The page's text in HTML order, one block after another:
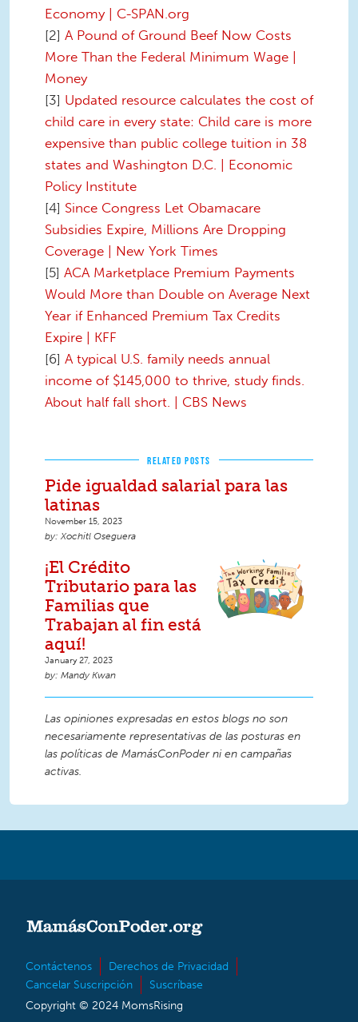
Economy | C-SPAN.org
[2] A Pound of Ground Beef Now Costs
More Than the Federal Minimum Wage |
Money
[3] Updated resource calculates the cost of
child care in every state: Child care is more
expensive than public college tuition in 38
states and Washington D.C. | Economic
Policy Institute
[4] Since Congress Let Obamacare
Subsidies Expire, Millions Are Dropping
Coverage | New York Times
[5] ACA Marketplace Premium Payments
Would More than Double on Average Next
Year if Enhanced Premium Tax Credits
Expire | KFF
[6] A typical U.S. family needs annual
income of $145,000 to thrive, study finds.
About half fall short. | CBS News
RELATED POSTS
Pide igualdad salarial para las
latinas
November 15, 2023
Xochitl Oseguera
¡El Crédito
Tributario para las
Familias que
Trabajan al fin está
aquí!
January 27, 2023
Mandy Kwan
Las opiniones expresadas en estos blogs no son
necesariamente representativas de las posturas en
las políticas de MamásConPoder ni en campañas
activas.
Contáctenos
Derechos de Privacidad
Cancelar Suscripción
Suscríbase
Copyright © 2024 MomsRising